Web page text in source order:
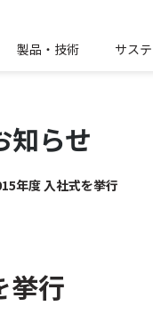
製品・技術 サス
知らせ
年度 入社式を挙行
挙行